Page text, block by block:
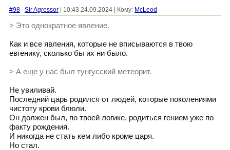
#98 Sir Agressor | 10:43 24.09.2024 | Кому: McLeod
> Это однократное явление.
Как и все явления, которые не вписываются в твою
евгенику, сколько бы их ни было.
> А еще у нас был тунгусский метеорит.
Не увиливай.
Последний царь родился от людей, которые поколениями
чистоту крови блюли.
Он должен был, по твоей логике, родиться гением уже по
факту рождения.
И никогда не стать кем либо кроме царя.
Но стал.